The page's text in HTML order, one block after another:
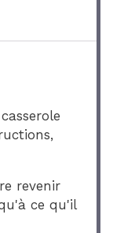
revenir
ce qu'il